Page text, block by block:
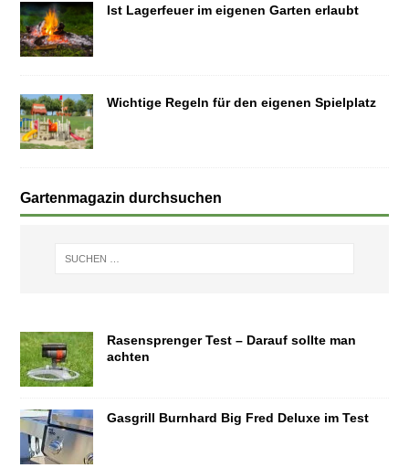
Ist Lagerfeuer im eigenen Garten erlaubt
Wichtige Regeln für den eigenen Spielplatz
Gartenmagazin durchsuchen
Rasensprenger Test – Darauf sollte man
achten
Gasgrill Burnhard Big Fred Deluxe im Test